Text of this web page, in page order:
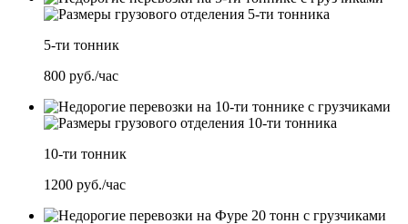
5-ти тонник
800 руб./час
10-ти тонник
1200 руб./час